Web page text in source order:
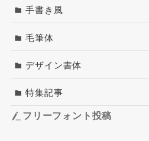
手書き風
毛筆体
デザイン書体
特集記事
フリーフォント投稿